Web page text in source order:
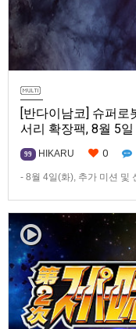
[반다이남코] 슈퍼로
서리 확장팩, 8월 5
99 HIKARU 0
- 8월 4일(화), 추가 미션 및
Switch™, Steam®용 ‘슈퍼
확장팩’을 2026년 …